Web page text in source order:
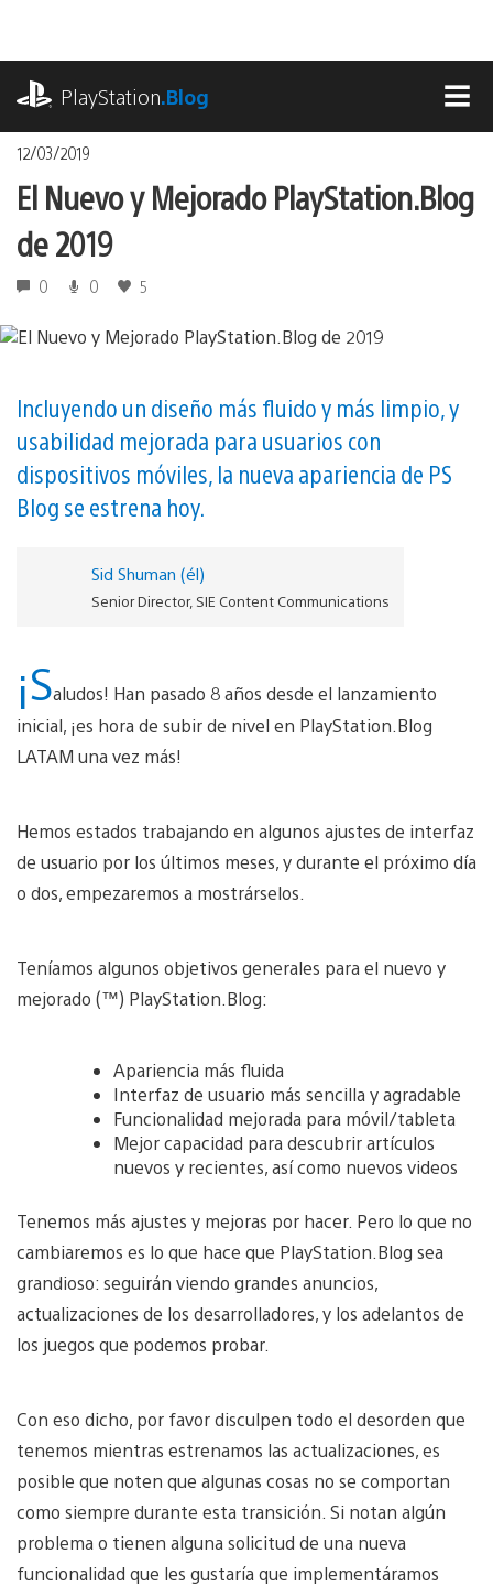
contenido
PlayStation.Blog
12/03/2019
El Nuevo y Mejorado PlayStation.Blog
de 2019
0 0 5
Incluyendo un diseño más fluido y más limpio, y
usabilidad mejorada para usuarios con
dispositivos móviles, la nueva apariencia de PS
Blog se estrena hoy.
Sid Shuman (él)
Senior Director, SIE Content Communications
¡Saludos! Han pasado 8 años desde el lanzamiento
inicial, ¡es hora de subir de nivel en PlayStation.Blog
LATAM una vez más!
Hemos estados trabajando en algunos ajustes de interfaz
de usuario por los últimos meses, y durante el próximo día
o dos, empezaremos a mostrárselos.
Teníamos algunos objetivos generales para el nuevo y
mejorado (™) PlayStation.Blog:
Apariencia más fluida
Interfaz de usuario más sencilla y agradable
Funcionalidad mejorada para móvil/tableta
Mejor capacidad para descubrir artículos
nuevos y recientes, así como nuevos videos
Tenemos más ajustes y mejoras por hacer. Pero lo que no
cambiaremos es lo que hace que PlayStation.Blog sea
grandioso: seguirán viendo grandes anuncios,
actualizaciones de los desarrolladores, y los adelantos de
los juegos que podemos probar.
Con eso dicho, por favor disculpen todo el desorden que
tenemos mientras estrenamos las actualizaciones, es
posible que noten que algunas cosas no se comportan
como siempre durante esta transición. Si notan algún
problema o tienen alguna solicitud de una nueva
funcionalidad que les gustaría que implementáramos